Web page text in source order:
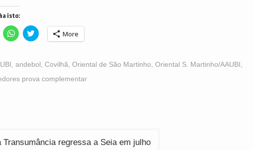
isto:
Click
to
(Opens
new
window)
Click
to
share
(Opens
new
window)
More
andebol Covilhã Oriental de São Martinho Oriental S. Martinho/AAUBI
prova complementar
Transumância regressa a Seia em julho